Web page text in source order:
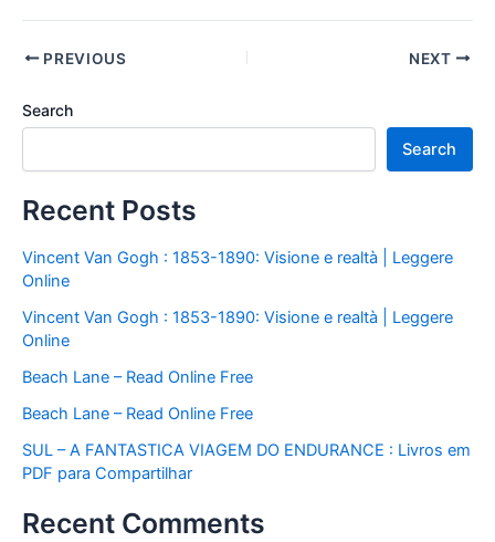
PREVIOUS NEXT
Search
Search
Recent Posts
Vincent Van Gogh : 1853-1890: Visione e realtà | Leggere
Online
Vincent Van Gogh : 1853-1890: Visione e realtà | Leggere
Online
Beach Lane – Read Online Free
Beach Lane – Read Online Free
SUL – A FANTASTICA VIAGEM DO ENDURANCE : Livros em
PDF para Compartilhar
Recent Comments